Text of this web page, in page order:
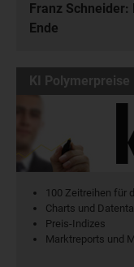
Franz Schneider:
Ende
KI Polymerpreise
100 Zeitreihen für
Charts und
Preis-Indizes
Marktreports und